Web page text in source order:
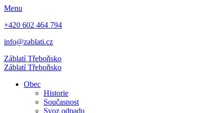
Menu
+420 602 464 794
info@zablati.cz
ZáblatíTřeboňsko
ZáblatíTřeboňsko
Obec
Historie
Současnost
Svoz odpadu